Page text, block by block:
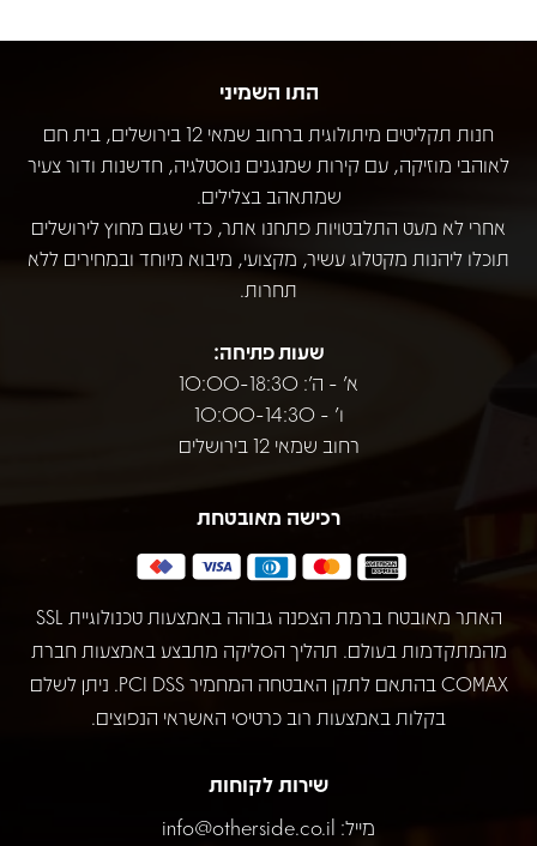
התו השמיני
חנות תקליטים מיתולוגית ברחוב שמאי 12 בירושלים, בית חם
לאוהבי מוזיקה, עם קירות שמנגנים נוסטלגיה, חדשנות ודור צעיר
שמתאהב בצלילים.
אחרי לא מעט התלבטויות פתחנו אתר, כדי שגם מחוץ לירושלים
תוכלו ליהנות מקטלוג עשיר, מקצועי, מיבוא מיוחד ובמחירים ללא
תחרות.
שעות פתיחה:
א' - ה': 10:00-18:30
ו' - 10:00-14:30
רחוב שמאי 12 בירושלים
רכישה מאובטחת
האתר מאובטח ברמת הצפנה גבוהה באמצעות טכנולוגיית SSL
מהמתקדמות בעולם. תהליך הסליקה מתבצע באמצעות חברת
COMAX בהתאם לתקן האבטחה המחמיר PCI DSS. ניתן לשלם
בקלות באמצעות רוב כרטיסי האשראי הנפוצים.
שירות לקוחות
מייל: info@otherside.co.il